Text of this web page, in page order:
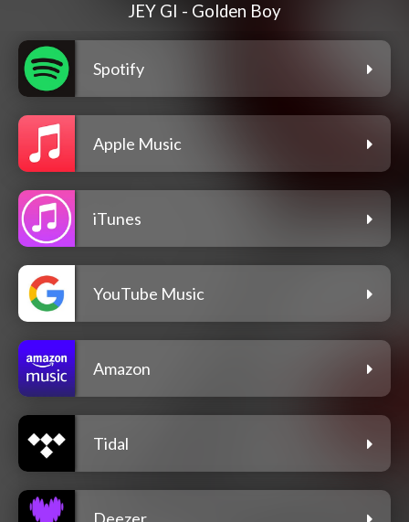
JEY GI - Golden Boy
Spotify
Apple Music
iTunes
YouTube Music
Amazon
Tidal